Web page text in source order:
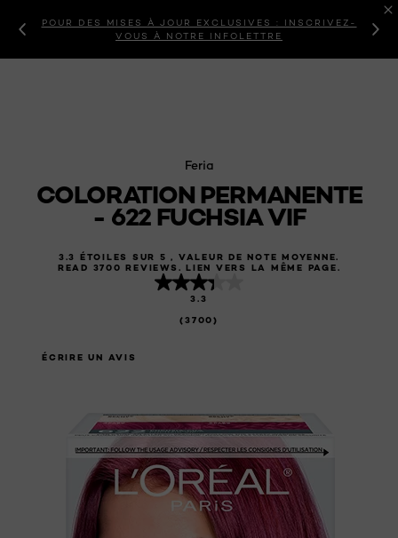
POUR DES MISES À JOUR EXCLUSIVES : INSCRIVEZ-
VOUS À NOTRE INFOLETTRE
Feria
COLORATION PERMANENTE
- 622 FUCHSIA VIF
3.3 ÉTOILES SUR 5 , VALEUR DE NOTE MOYENNE.
READ 3700 REVIEWS. LIEN VERS LA MÊME PAGE.
3.3
(3700)
ÉCRIRE UN AVIS